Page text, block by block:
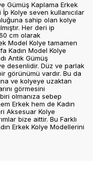
Gümüş Kaplama Erkek
Kolye seven kullanıcılar
sahip olan kolye
Her deri ip
cm olarak
Model Kolye tamamen
Kadın Model Kolye
Antik Gümüş
desenlidir. Düz ve parlak
görünümü vardır. Bu da
ve kolyeye uzaktan
görmesini
olmanıza sebep
Erkek hem de Kadın
Aksesuar Kolye
bize aittir. Bu Farklı
Erkek Kolye Modellerini